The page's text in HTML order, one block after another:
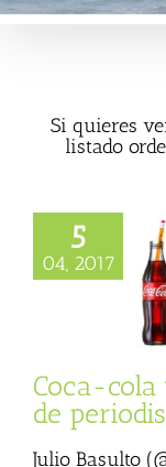
Si quieres
listado
5
04, 2017
cola y el
de
Coca-cola
de
Julio Basulto